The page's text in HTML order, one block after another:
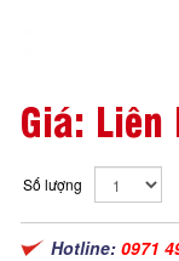
Giá: Liên
Số lượng
Hotline: 0971